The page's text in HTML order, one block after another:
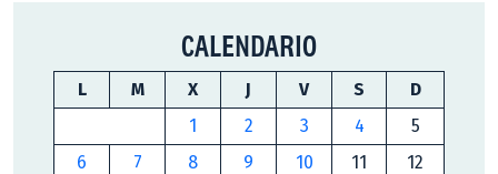
CALENDARIO
L M X J V S
D
1
2 3 4
5
6
7 8 9 10 11
12